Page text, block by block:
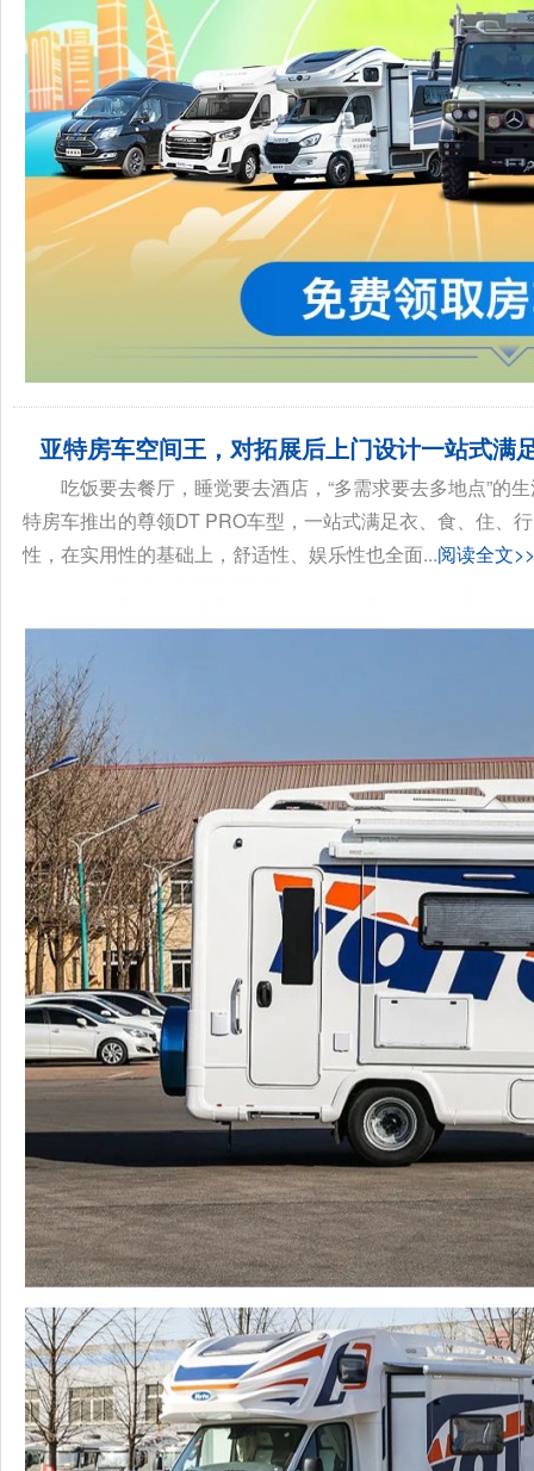
亚特房车空间王，对拓展后上门设计一站式满
吃饭要去餐厅，睡觉要去酒店，“多需求要去多地点”的
特房车推出的尊领DT PRO车型，一站式满足衣、食、住、
性，在实用性的基础上，舒适性、娱乐性也全面...阅读全文>>